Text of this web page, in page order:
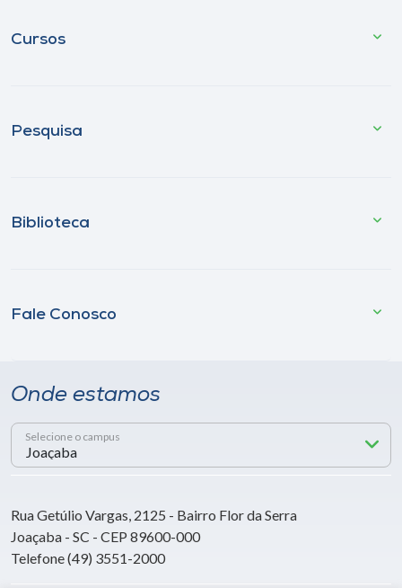
Cursos
Pesquisa
Biblioteca
Fale Conosco
Onde estamos
Selecione o campus
Rua Getúlio Vargas, 2125 - Bairro Flor da Serra
Joaçaba - SC - CEP 89600-000
Telefone (49) 3551-2000